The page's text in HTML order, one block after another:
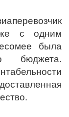
с одним
была
бюджета.